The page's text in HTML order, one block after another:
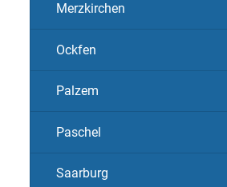
Merzkirchen
Ockfen
Palzem
Paschel
Saarburg